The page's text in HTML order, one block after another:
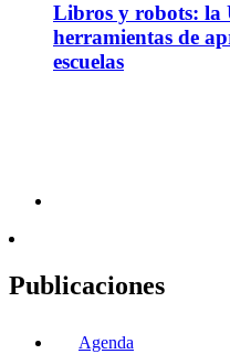
Libros y robots: la
herramientas de
escuelas
Publicaciones
Agenda